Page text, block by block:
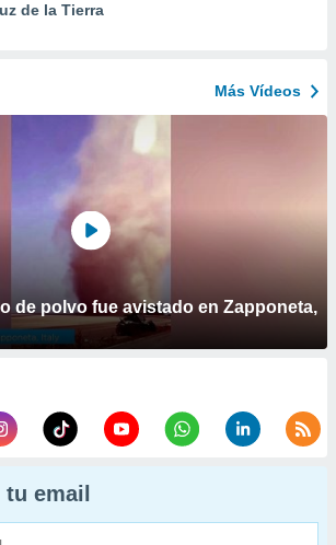
de la Tierra
Más Vídeos
de polvo fue avistado en Zapponeta,
email